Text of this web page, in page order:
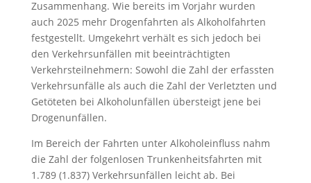
Zusammenhang. Wie bereits im Vorjahr wurden
auch 2025 mehr Drogenfahrten als Alkoholfahrten
festgestellt. Umgekehrt verhält es sich jedoch bei
den Verkehrsunfällen mit beeinträchtigten
Verkehrsteilnehmern: Sowohl die Zahl der erfassten
Verkehrsunfälle als auch die Zahl der Verletzten und
Getöteten bei Alkoholunfällen übersteigt jene bei
Drogenunfällen.
Im Bereich der Fahrten unter Alkoholeinfluss nahm
die Zahl der folgenlosen Trunkenheitsfahrten mit
1.789 (1.837) Verkehrsunfällen leicht ab. Bei